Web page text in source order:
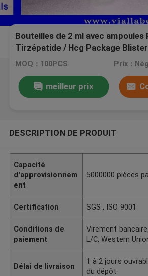
Bouteilles de 2 ml avec ampoules
Tirzépatide / Hcg Package
épaisseur Plateaux transparents
MOQ：100PCS Prix：
meilleur prix
DESCRIPTION DE PRODUIT
Capacité
d'approvisionnem
ent
5000000 pièces
Certification SGS , ISO 9001
Conditions de
paiement
Virement
L/C, Western
Délai de livraison
1 à 2 jours
du dépôt